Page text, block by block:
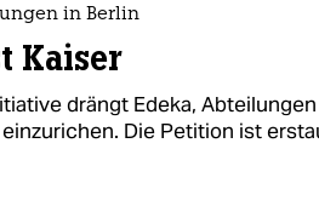
in Berlin
Kaiser
drängt Edeka,
Die Petition ist